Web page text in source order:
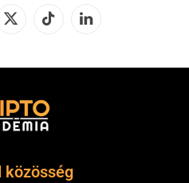
X
TikTok LinkedIn
közösség